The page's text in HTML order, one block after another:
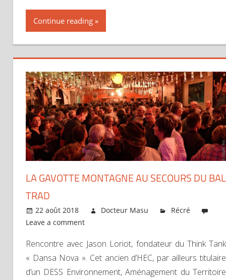
Continue reading
LA GAVOTTE MONTAGNE AU SECOURS DU BAL
TRAD
22 août 2018 Docteur Masu
Récré
Leave a comment
Rencontre avec Jason Loriot, fondateur du Think Tank
« Dansa Nova ». Cet ancien d’HEC, par ailleurs titulaire
d’un DESS Environnement, Aménagement du Territoire